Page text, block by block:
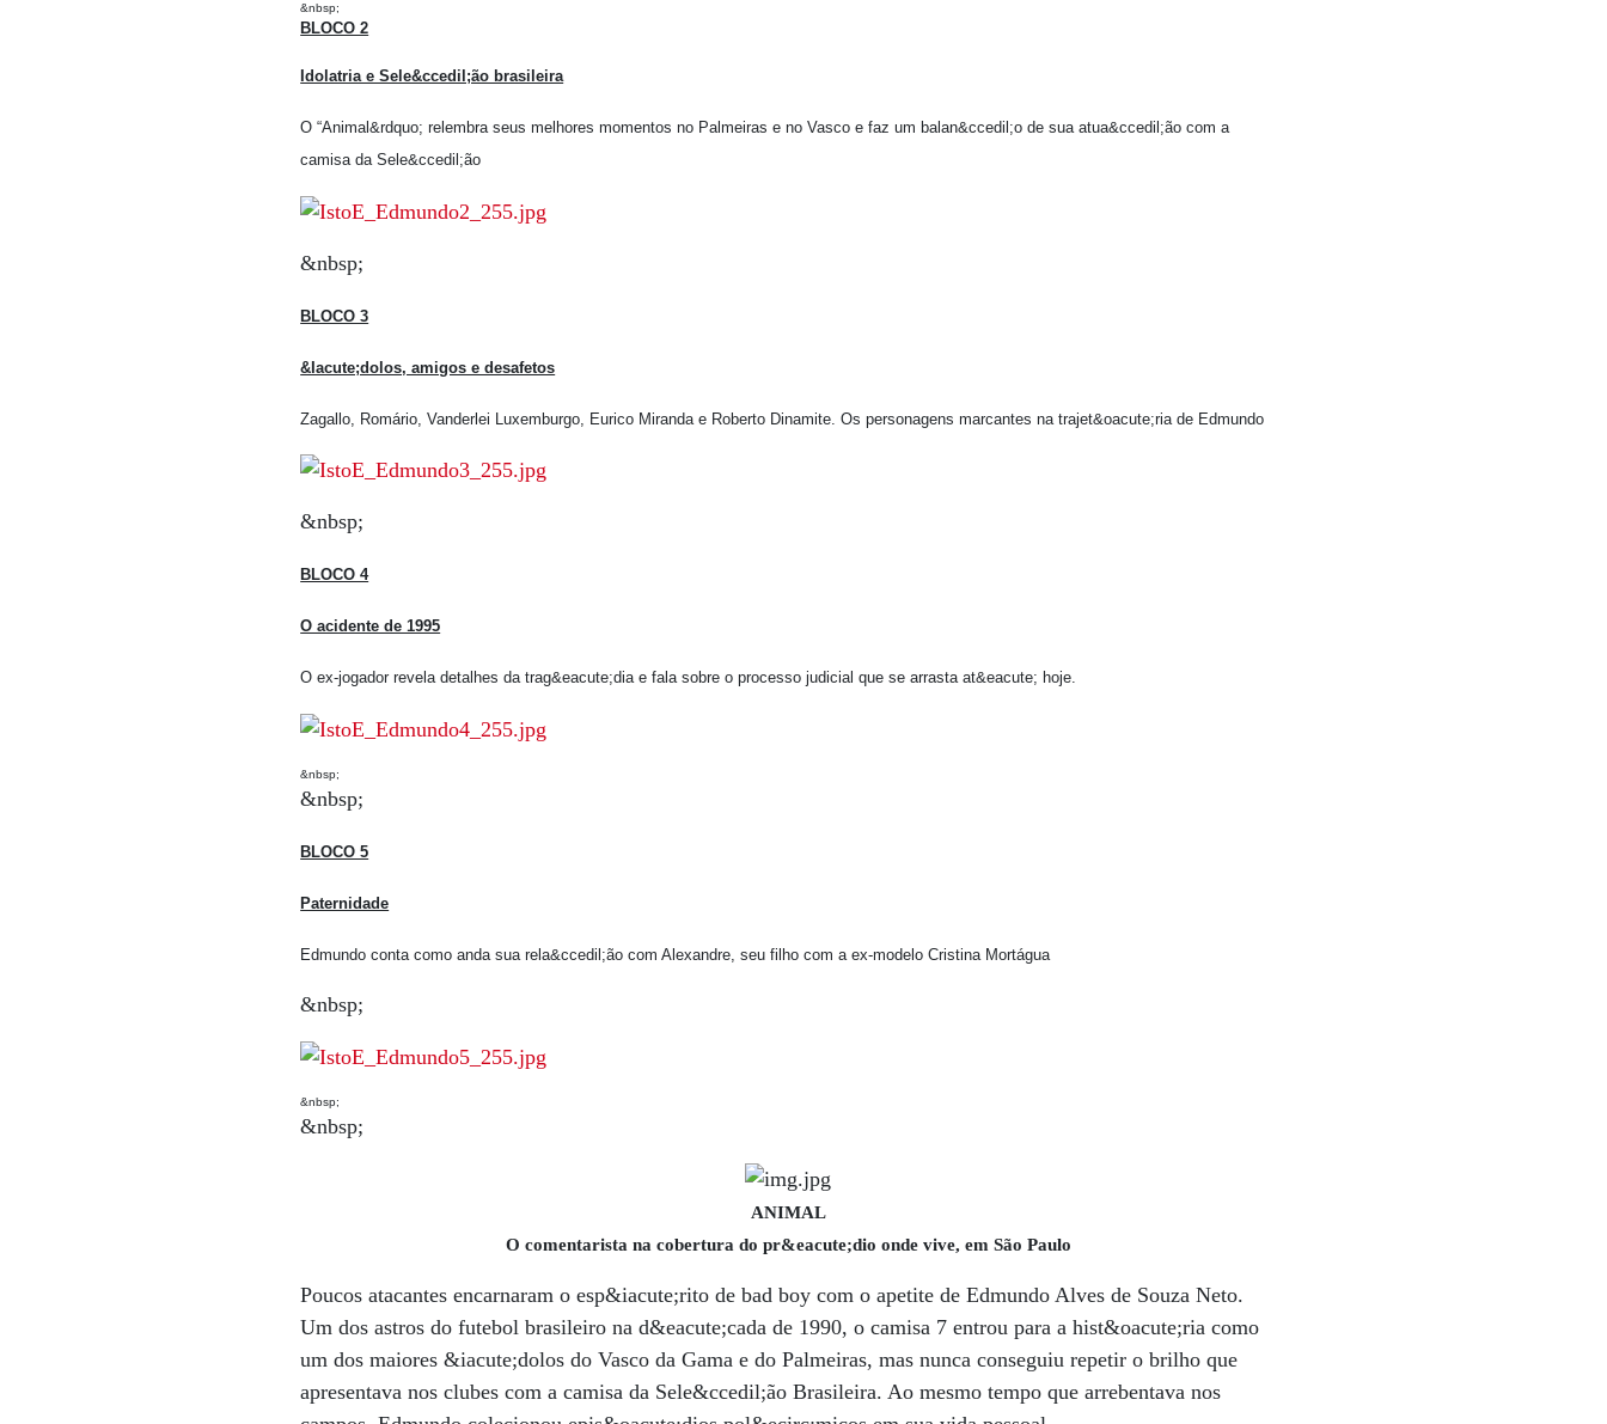
&nbsp;
BLOCO 2
Idolatria e Sele&ccedil;ão brasileira
O “Animal&rdquo; relembra seus melhores momentos no Palmeiras e no Vasco e faz um balan&ccedil;o de sua atua&ccedil;ão com a
camisa da Sele&ccedil;ão
&nbsp;
BLOCO 3
&Iacute;dolos, amigos e desafetos
Zagallo, Romário, Vanderlei Luxemburgo, Eurico Miranda e Roberto Dinamite. Os personagens marcantes na trajet&oacute;ria de Edmundo
&nbsp;
BLOCO 4
O acidente de 1995
O ex-jogador revela detalhes da trag&eacute;dia e fala sobre o processo judicial que se arrasta at&eacute; hoje.
&nbsp;
&nbsp;
BLOCO 5
Paternidade
Edmundo conta como anda sua rela&ccedil;ão com Alexandre, seu filho com a ex-modelo Cristina Mortágua
&nbsp;
&nbsp;
&nbsp;
ANIMAL
O comentarista na cobertura do pr&eacute;dio onde vive, em São Paulo
Poucos atacantes encarnaram o esp&iacute;rito de bad boy com o apetite de Edmundo Alves de Souza Neto.
Um dos astros do futebol brasileiro na d&eacute;cada de 1990, o camisa 7 entrou para a hist&oacute;ria como
um dos maiores &iacute;dolos do Vasco da Gama e do Palmeiras, mas nunca conseguiu repetir o brilho que
apresentava nos clubes com a camisa da Sele&ccedil;ão Brasileira. Ao mesmo tempo que arrebentava nos